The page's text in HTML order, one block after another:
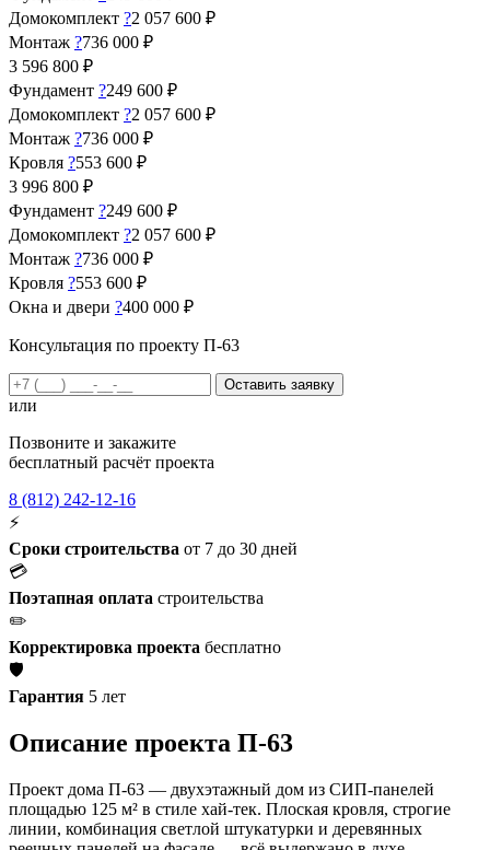
Домокомплект ?2 057 600 ₽
Монтаж ?736 000 ₽
3 596 800 ₽
Фундамент ?249 600 ₽
Домокомплект ?2 057 600 ₽
Монтаж ?736 000 ₽
Кровля ?553 600 ₽
3 996 800 ₽
Фундамент ?249 600 ₽
Домокомплект ?2 057 600 ₽
Монтаж ?736 000 ₽
Кровля ?553 600 ₽
Окна и двери ?400 000 ₽
Консультация по проекту П-63
Оставить заявку
или
Позвоните и закажите
бесплатный расчёт проекта
8 (812) 242-12-16
⚡
Сроки строительства от 7 до 30 дней
💳
Поэтапная оплата строительства
✏️
Корректировка проекта бесплатно
🛡️
Гарантия 5 лет
Описание проекта П-63
Проект дома П-63 — двухэтажный дом из СИП-панелей
площадью 125 м² в стиле хай-тек. Плоская кровля, строгие
линии, комбинация светлой штукатурки и деревянных